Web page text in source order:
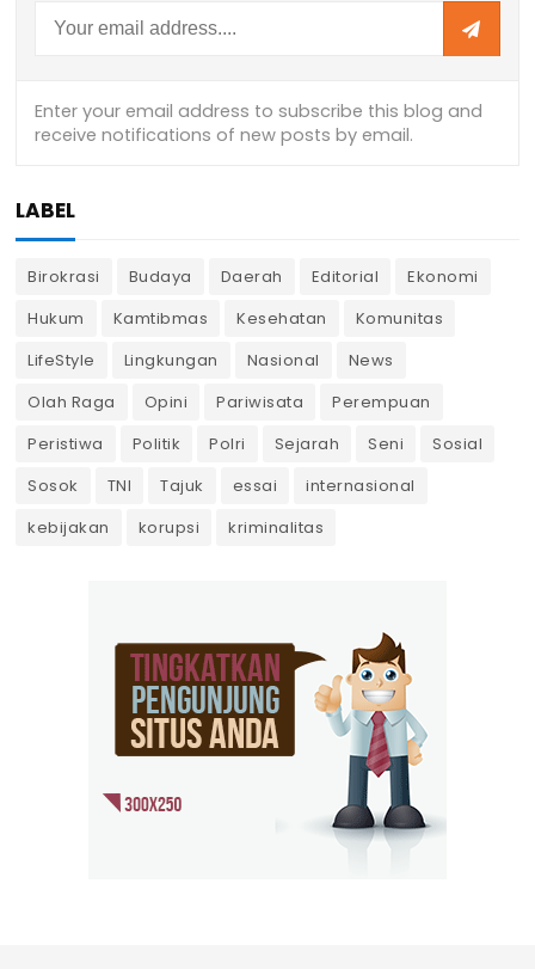
LABEL
Birokrasi Budaya Daerah Editorial
Ekonomi
Hukum
Kamtibmas Kesehatan
Komunitas
LifeStyle
Lingkungan Nasional
News
Olah Raga
Opini Pariwisata
Perempuan
Peristiwa
Politik Polri Sejarah Seni
Sosial
Sosok
TNI Tajuk essai
internasional
kebijakan
korupsi kriminalitas